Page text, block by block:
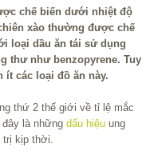
chế biến dưới nhiệt độ
xào thường được chế
loại dầu ăn tái sử dụng
thư như benzopyrene. Tuy
ít các loại đồ ăn này.
thứ 2 thế giới về tỉ lệ mắc
là những dấu hiệu ung
kịp thời.